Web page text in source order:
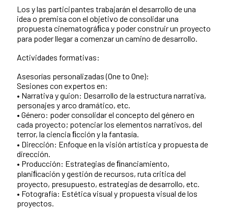
Los y las participantes trabajarán el desarrollo de una
idea o premisa con el objetivo de consolidar una
propuesta cinematográﬁca y poder construir un proyecto
para poder llegar a comenzar un camino de desarrollo.
Actividades formativas:
Asesorías personalizadas (One to One):
Sesiones con expertos en:
• Narrativa y guion: Desarrollo de la estructura narrativa,
personajes y arco dramático, etc.
• Género: poder consolidar el concepto del género en
cada proyecto; potenciar los elementos narrativos, del
terror, la ciencia ﬁcción y la fantasía.
• Dirección: Enfoque en la visión artística y propuesta de
dirección.
• Producción: Estrategias de ﬁnanciamiento,
planiﬁcación y gestión de recursos, ruta critica del
proyecto, presupuesto, estrategias de desarrollo, etc.
• Fotografía: Estética visual y propuesta visual de los
proyectos.